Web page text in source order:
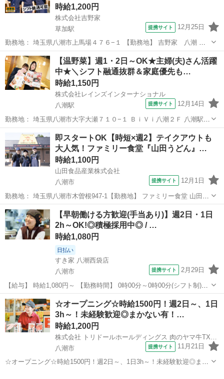
時給1,200円
株式会社吉野家
草加駅
提携サイト 12月25日
勤務地： 埼玉県八潮市上馬場４７６−１ 【勤務地】 吉野家 八潮 埼
玉県八潮市上馬場４７６−１ ...
埼玉 八潮市 草加駅 レストラン
【温野菜】週1・2日～OK★主婦(夫)さん活躍
中★＼シフト融通抜群＆家庭優先も…
時給1,150円
株式会社レインズインターナショナル
八潮駅
提携サイト 12月14日
勤務地： 埼玉県八潮市大字大瀬７１０−１ ＢｉＶｉ八潮２Ｆ 八潮駅
徒歩1分 ／ 六町駅 自動車0分 ／ 北綾瀬駅 自動車0分 週勤務日時： 週1
日~ 12:00〜23:00 雇用形態： パート・アルバイト 給与： ...
埼玉 八潮市 八潮駅 レストラン
即スタートOK【時短×週2】テイクアウトも
大人気！ファミリー食堂『山田うどん』…
時給1,100円
山田食品産業株式会社
八潮市
提携サイト 12月1日
勤務地： 埼玉県八潮市木曽根947-1【勤務地】 ファミリー食堂 山田う
どん食堂 木曽根店 埼玉県八潮市木曽根947-1 週勤務日時： 週2日~
09:00〜14:00／11:00〜14:00／10:00〜14:00／1...
埼玉 八潮市 レストラン
【早朝働ける方歓迎(手当あり)】週2日・1日
2h～OK!◎積極採用中◎ / …
時給1,080円
日払い
すき家 八潮西袋店
八潮市
提携サイト 2月29日
【給与】 時給1,080円～ 【勤務時間】 0時00分～0時00分(シフト制)、
1日2時間 週2日 から応相談 【お仕事内容】 【仕事内容】 ◆すき家ス
タッフ募集◆ 【お仕事内容】 ◎接客 ◎調理 ◎販売 ◎金銭管理 ...
埼玉 八潮市 レストラン
☆オープニング☆時給1500円！週2日～、1日
3h～！未経験歓迎◎まかない有！…
時給1,200円
八潮市
提携サイト 11月21日
☆オープニング☆時給1500円！週2日～、1日3h～！未経験歓迎◎まか